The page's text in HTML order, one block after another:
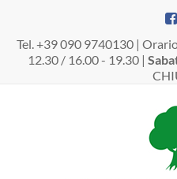
contenuto
Tel. +39 090 9740130 |
12.30 / 16.00 - 19.30 |